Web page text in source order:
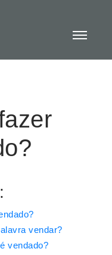
vendar?
vendado?